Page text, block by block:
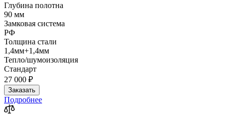
Глубина полотна
90 мм
Замковая система
РФ
Толщина стали
1,4мм+1,4мм
Тепло/шумоизоляция
Стандарт
27 000 ₽
Заказать
Подробнее